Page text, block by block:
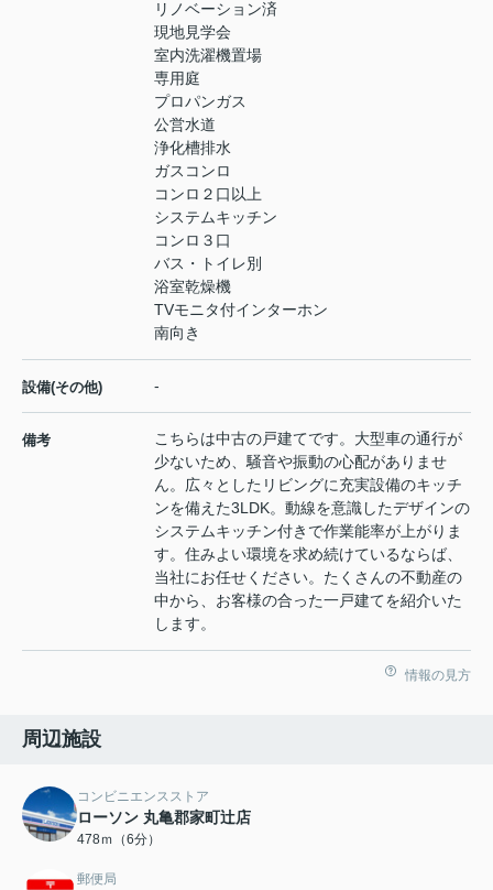
リノベーション済
現地見学会
室内洗濯機置場
専用庭
プロパンガス
公営水道
浄化槽排水
ガスコンロ
コンロ２口以上
システムキッチン
コンロ３口
バス・トイレ別
浴室乾燥機
TVモニタ付インターホン
南向き
設備(その他) -
備考
こちらは中古の戸建てです。大型車の通行が
少ないため、騒音や振動の心配がありませ
ん。広々としたリビングに充実設備のキッチ
ンを備えた3LDK。動線を意識したデザインの
システムキッチン付きで作業能率が上がりま
す。住みよい環境を求め続けているならば、
当社にお任せください。たくさんの不動産の
中から、お客様の合った一戸建てを紹介いた
します。
情報の見方
周辺施設
コンビニエンスストア
ローソン 丸亀郡家町辻店
478ｍ（6分）
郵便局